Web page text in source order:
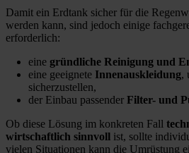
Damit ein Erdtank sicher für die
werden kann, sind jedoch einige
erforderlich:
eine gründliche Reinigung und
eine geeignete Innenauskleidung,
sicherzustellen,
der Einbau passender Filter- und
Ob diese Lösung im konkreten Fall
wirtschaftlich sinnvoll ist, sollte
vielen Situationen kann die Umrüstung